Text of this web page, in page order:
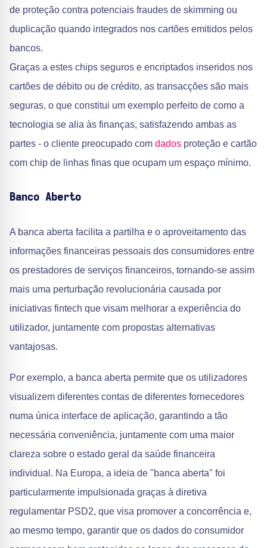
de proteção contra potenciais fraudes de skimming ou
duplicação quando integrados nos cartões emitidos pelos
bancos.
Graças a estes chips seguros e encriptados inseridos nos
cartões de débito ou de crédito, as transacções são mais
seguras, o que constitui um exemplo perfeito de como a
tecnologia se alia às finanças, satisfazendo ambas as
partes - o cliente preocupado com dados proteção e cartão
com chip de linhas finas que ocupam um espaço mínimo.
Banco Aberto
A banca aberta facilita a partilha e o aproveitamento das
informações financeiras pessoais dos consumidores entre
os prestadores de serviços financeiros, tornando-se assim
mais uma perturbação revolucionária causada por
iniciativas fintech que visam melhorar a experiência do
utilizador, juntamente com propostas alternativas
vantajosas.
Por exemplo, a banca aberta permite que os utilizadores
visualizem diferentes contas de diferentes fornecedores
numa única interface de aplicação, garantindo a tão
necessária conveniência, juntamente com uma maior
clareza sobre o estado geral da saúde financeira
individual. Na Europa, a ideia de "banca aberta" foi
particularmente impulsionada graças à diretiva
regulamentar PSD2, que visa promover a concorrência e,
ao mesmo tempo, garantir que os dados do consumidor